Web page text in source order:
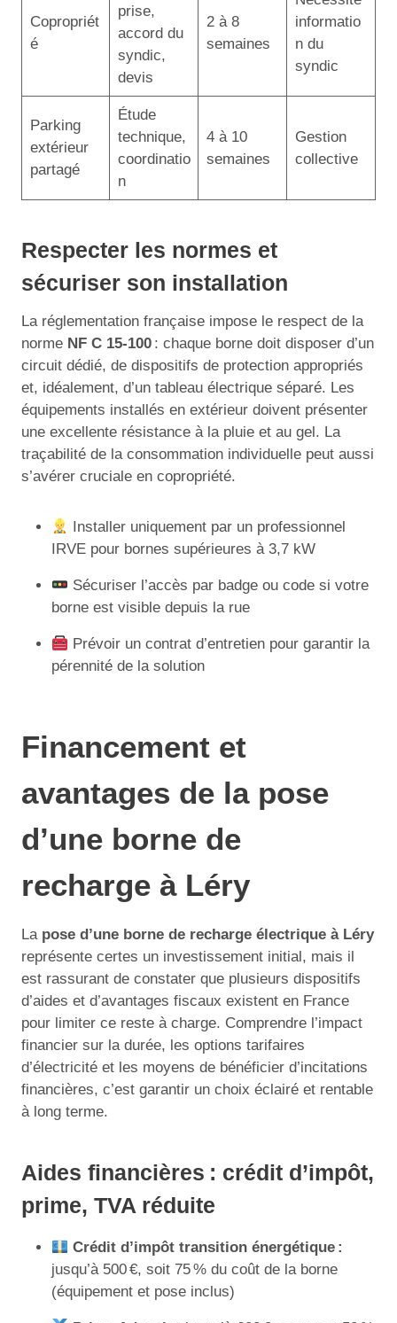
Copropriét
é
prise,
accord du
syndic,
devis
2 à 8
semaines
informatio
n du
syndic
Parking
extérieur
partagé
Étude
technique,
coordinatio
n
4 à 10
semaines
Gestion
collective
Respecter les normes et
sécuriser son installation
La réglementation française impose le respect de la
norme NF C 15-100 : chaque borne doit disposer d’un
circuit dédié, de dispositifs de protection appropriés
et, idéalement, d’un tableau électrique séparé. Les
équipements installés en extérieur doivent présenter
une excellente résistance à la pluie et au gel. La
traçabilité de la consommation individuelle peut aussi
s’avérer cruciale en copropriété.
Installer uniquement par un professionnel
IRVE pour bornes supérieures à 3,7 kW
Sécuriser l’accès par badge ou code si votre
borne est visible depuis la rue
Prévoir un contrat d’entretien pour garantir la
pérennité de la solution
Financement et
avantages de la pose
d’une borne de
recharge à Léry
La pose d’une borne de recharge électrique à Léry
représente certes un investissement initial, mais il
est rassurant de constater que plusieurs dispositifs
d’aides et d’avantages fiscaux existent en France
pour limiter ce reste à charge. Comprendre l’impact
financier sur la durée, les options tarifaires
d’électricité et les moyens de bénéficier d’incitations
financières, c’est garantir un choix éclairé et rentable
à long terme.
Aides financières : crédit d’impôt,
prime, TVA réduite
Crédit d’impôt transition énergétique :
jusqu’à 500 €, soit 75 % du coût de la borne
(équipement et pose inclus)